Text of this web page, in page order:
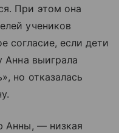
При этом она
учеников
согласие, если дети
Анна выиграла
но отказалась
Анны, — низкая